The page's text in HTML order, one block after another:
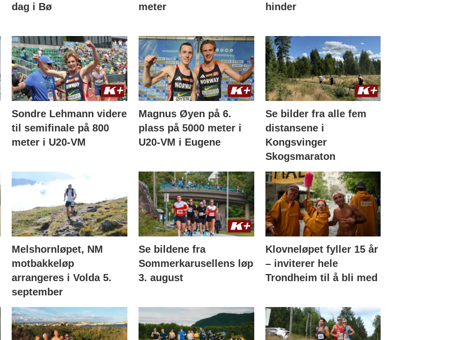
dag i Bø
meter
hinder
Sondre Lehmann videre
til semifinale på 800
meter i U20-VM
Magnus Øyen på 6.
plass på 5000 meter i
U20-VM i Eugene
Se bilder fra alle fem
distansene i
Kongsvinger
Skogsmaraton
Melshornløpet, NM
motbakkeløp
arrangeres i Volda 5.
september
Se bildene fra
Sommerkarusellens løp
3. august
Klovneløpet fyller 15 år
– inviterer hele
Trondheim til å bli med